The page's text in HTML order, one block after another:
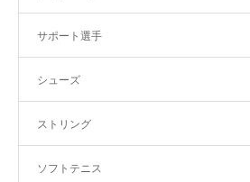
サポート選手
シューズ
ストリング
ソフトテニス